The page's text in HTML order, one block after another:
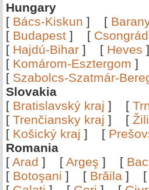
Hungary
[ Bács-Kiskun ] [
[ Budapest ] [ Csongrád
[ Hajdú-Bihar ] [ Heves
[ Komárom-Esztergom ]
[ Szabolcs-Szatmár-
Slovakia
[ Bratislavský kraj ] [
[ Trenčiansky kraj ] [
[ Košický kraj ] [
Romania
[ Arad ] [ Argeş ] [
[ Botoşani ] [ Brăila ] [